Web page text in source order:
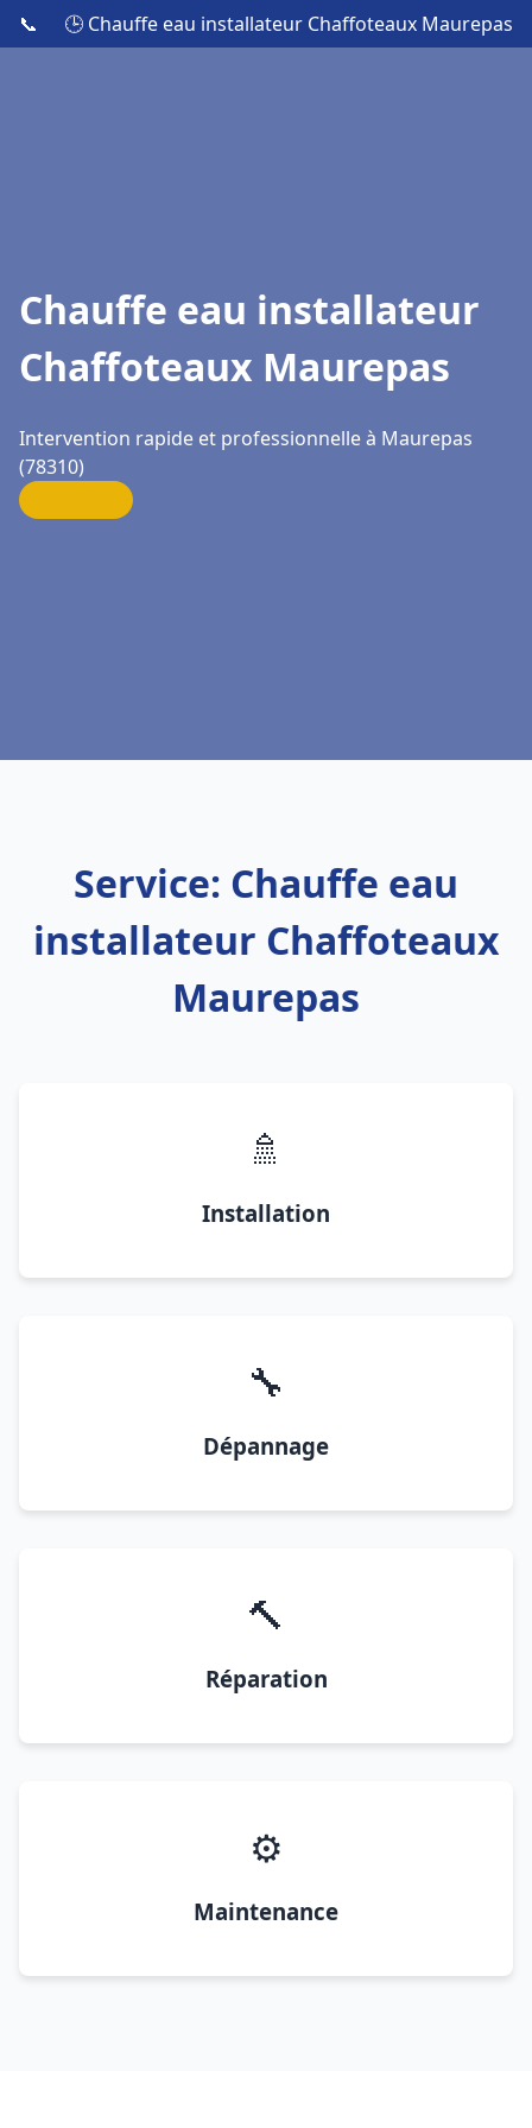
📞 🕒 Chauffe eau installateur Chaffoteaux Maurepas
Chauffe eau installateur
Chaffoteaux Maurepas
Intervention rapide et professionnelle à Maurepas
(78310)
Service: Chauffe eau
installateur Chaffoteaux
Maurepas
🚿
Installation
🔧
Dépannage
🔨
Réparation
⚙️
Maintenance